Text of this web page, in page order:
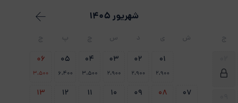
ج
شهریور 1405
ش ی د س چ پ ج
01
2،900
02
2،900
03
2،900
04
3،500
05
6،400
06
3،500
07
08
09
10
11
12
13